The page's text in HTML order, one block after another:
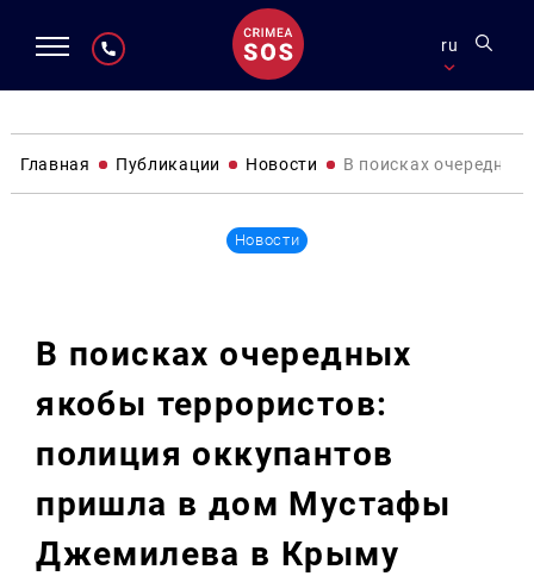
ru
Главная Публикации Новости В поисках
Новости
В поисках очередных
якобы террористов:
полиция оккупантов
пришла в дом Мустафы
Джемилева в Крыму